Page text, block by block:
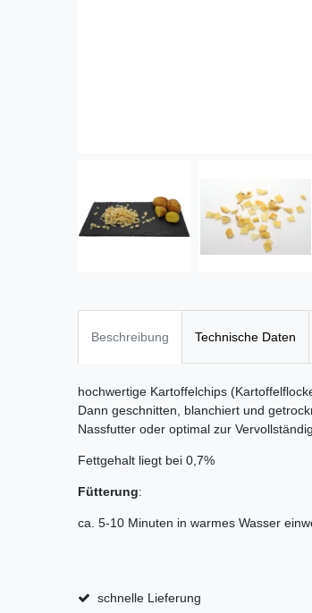
Beschreibung Technische Daten
hochwertige Kartoffelchips
Dann geschnitten, blanchiert und
Nassfutter oder optimal zur
Fettgehalt liegt bei 0,7%
Fütterung:
ca. 5-10 Minuten in warmes Wasser
schnelle Lieferung